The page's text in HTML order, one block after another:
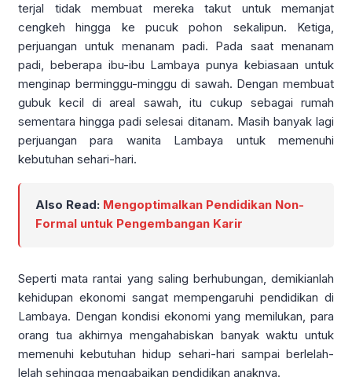
terjal tidak membuat mereka takut untuk memanjat
cengkeh hingga ke pucuk pohon sekalipun. Ketiga,
perjuangan untuk menanam padi. Pada saat menanam
padi, beberapa ibu-ibu Lambaya punya kebiasaan untuk
menginap berminggu-minggu di sawah. Dengan membuat
gubuk kecil di areal sawah, itu cukup sebagai rumah
sementara hingga padi selesai ditanam. Masih banyak lagi
perjuangan para wanita Lambaya untuk memenuhi
kebutuhan sehari-hari.
Also Read: Mengoptimalkan Pendidikan Non-
Formal untuk Pengembangan Karir
Seperti mata rantai yang saling berhubungan, demikianlah
kehidupan ekonomi sangat mempengaruhi pendidikan di
Lambaya. Dengan kondisi ekonomi yang memilukan, para
orang tua akhirnya mengahabiskan banyak waktu untuk
memenuhi kebutuhan hidup sehari-hari sampai berlelah-
lelah sehingga mengabaikan pendidikan anaknya.